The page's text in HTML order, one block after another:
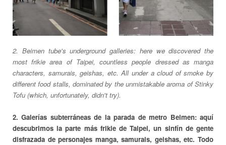
2. Beimen tube's underground galleries: here we discovered the
most frikie area of Taipei, countless people dressed as manga
characters, samurais, geishas, etc. All under a cloud of smoke by
different food stalls, dominated by the unmistakable aroma of Stinky
Tofu (which, unfortunately, didn't try).
2. Galerías subterráneas de la parada de metro Beimen: aquí
descubrimos la parte más frikie de Taipei, un sinfín de gente
disfrazada de personajes manga, samurais, geishas, etc. Todo